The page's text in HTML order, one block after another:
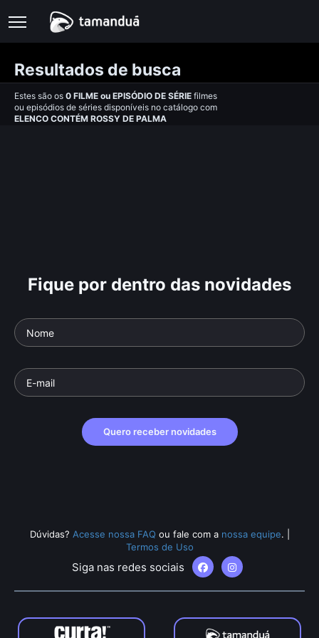
Resultados de busca
Estes são os 0 FILME ou EPISÓDIO DE SÉRIE filmes
ou episódios de séries disponíveis no catálogo com
ELENCO CONTÉM ROSSY DE PALMA
Fique por dentro das novidades
Quero receber novidades
Dúvidas? Acesse nossa FAQ ou fale com a nossa equipe.
Termos de Uso
Siga nas redes sociais